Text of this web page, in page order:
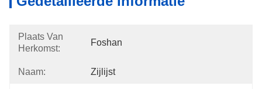
Plaats Van
Herkomst:
Foshan
Naam: Zijlijst